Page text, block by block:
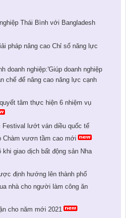
Thái Bình với Bangladesh
pháp nâng cao Chỉ số năng lực
doanh nghiệp:'Giúp doanh nghiệp
chế để nâng cao năng lực cạnh
tâm thực hiện 6 nhiệm vụ
Festival lướt ván diều quốc tế
Chàm vươn tầm cao mới
giao dịch bất động sản Nha
định hướng lên thành phố
nhà cho người làm công ăn
cho năm mới 2021